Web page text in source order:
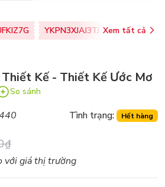
YKPN3XJAJ3TJ Xem tất cả
Kế - Thiết Kế Ước Mơ
So sánh
Tình trạng: Hết hàng
với giá thị trường